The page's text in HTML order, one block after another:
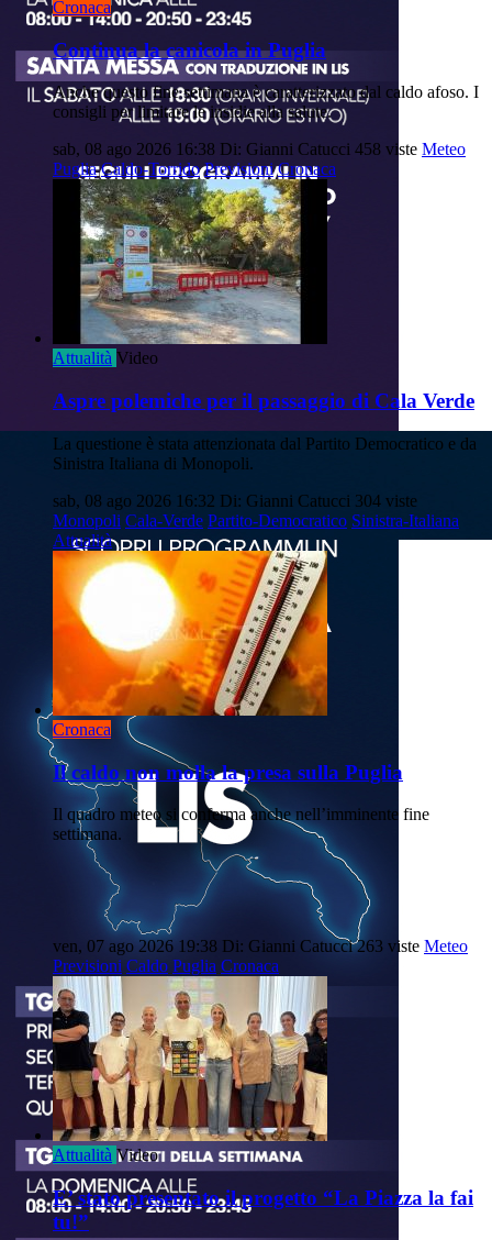
Cronaca
Continua la canicola in Puglia
Anche questo fine settimana è caratterizzato dal caldo afoso. I
consigli per limitare le insidie alla salute.
sab, 08 ago 2026 16:38 Di: Gianni Catucci 458 viste Meteo
Puglia Caldo-Torrido Previsioni Cronaca
Attualità Video
Aspre polemiche per il passaggio di Cala Verde
La questione è stata attenzionata dal Partito Democratico e da
Sinistra Italiana di Monopoli.
sab, 08 ago 2026 16:32 Di: Gianni Catucci 304 viste
Monopoli Cala-Verde Partito-Democratico Sinistra-Italiana
Attualità
Cronaca
Il caldo non molla la presa sulla Puglia
Il quadro meteo si conferma anche nell’imminente fine
settimana.
ven, 07 ago 2026 19:38 Di: Gianni Catucci 263 viste Meteo
Previsioni Caldo Puglia Cronaca
Attualità Video
E’ stato presentato il progetto “La Piazza la fai
tu!”